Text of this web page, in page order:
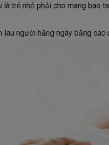
là trẻ nhỏ phải cho mang bao
lau người hằng ngày bằng các